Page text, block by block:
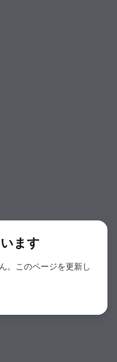
ます
。このページを更新し